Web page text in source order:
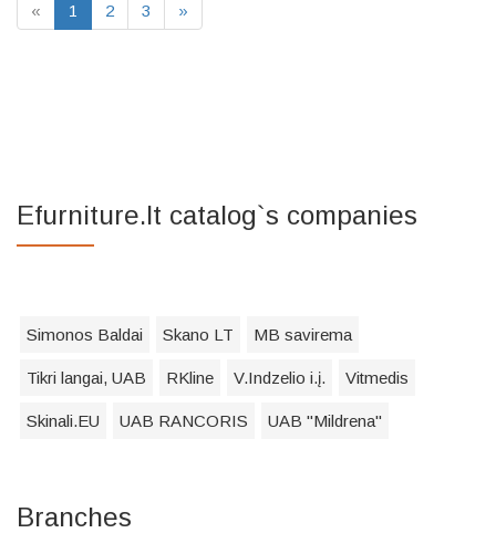
« 1 2 3 »
Efurniture.lt catalog`s companies
Simonos Baldai Skano LT MB savirema
Tikri langai, UAB RKline V.Indzelio i.į. Vitmedis
Skinali.EU UAB RANCORIS UAB "Mildrena"
Branches